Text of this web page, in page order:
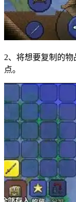
2、将想要复制的
点。